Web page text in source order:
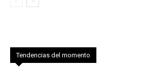
Tendencias del momento